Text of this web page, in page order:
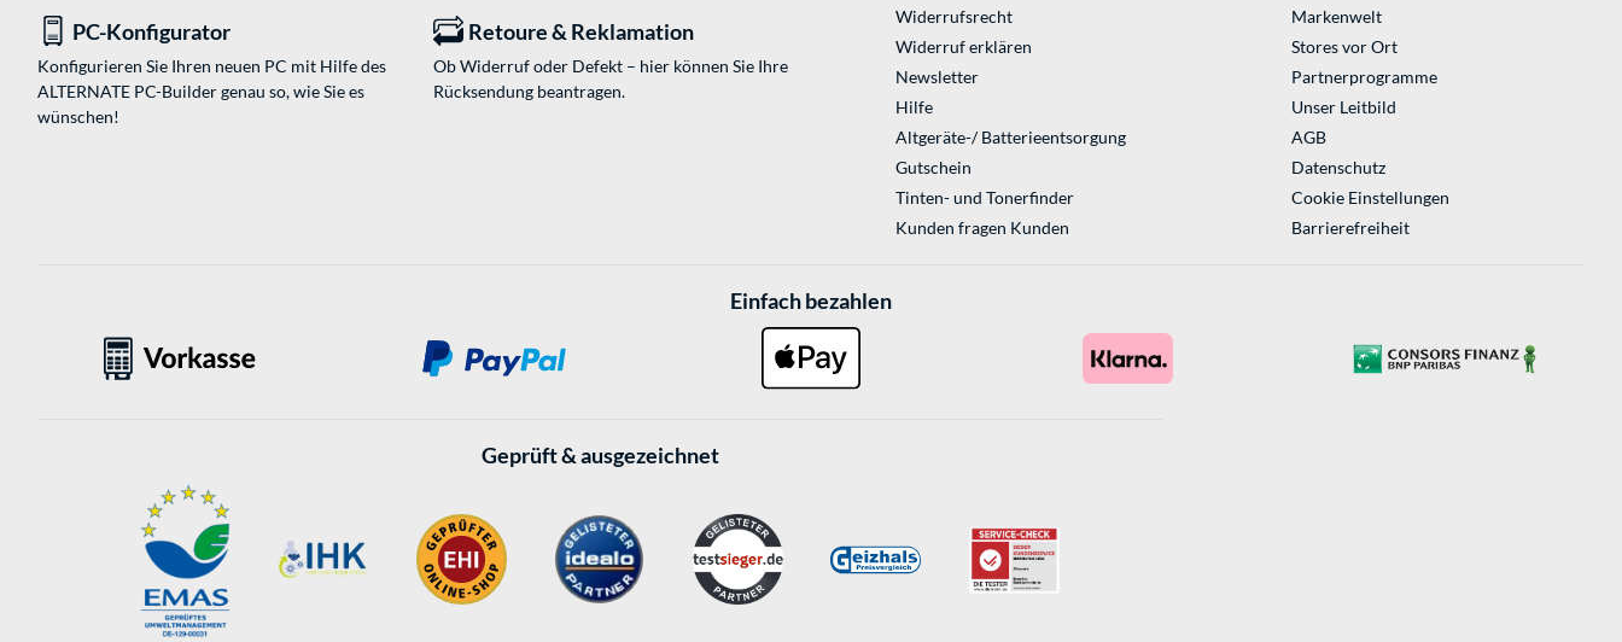
PC-Konfigurator
Konfigurieren Sie Ihren neuen PC mit Hilfe des
ALTERNATE PC-Builder genau so, wie Sie es
wünschen!
Retoure & Reklamation
Ob Widerruf oder Defekt – hier können Sie Ihre
Rücksendung beantragen.
Widerrufsrecht
Widerruf erklären
Newsletter
Hilfe
Altgeräte-/ Batterieentsorgung
Gutschein
Tinten- und Tonerfinder
Kunden fragen Kunden
Markenwelt
Stores vor Ort
Partnerprogramme
Unser Leitbild
AGB
Datenschutz
Cookie Einstellungen
Barrierefreiheit
Einfach bezahlen
Geprüft & ausgezeichnet